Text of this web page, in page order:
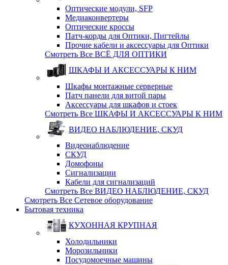
Оптические модули, SFP
Медиаконвертеры
Оптические кросcы
Патч-корды для Оптики, Пигтейлы
Прочие кабели и аксессуары для Оптики
Смотреть Все ВСЁ ДЛЯ ОПТИКИ
ШКАФЫ И АКСЕССУАРЫ К НИМ
Шкафы монтажные серверные
Патч панели для витой пары
Аксессуары для шкафов и стоек
Смотреть Все ШКАФЫ И АКСЕССУАРЫ К НИМ
ВИДЕО НАБЛЮДЕНИЕ, СКУД
Видеонаблюдение
СКУД
Домофоны
Сигнализации
Кабели для сигнализаций
Смотреть Все ВИДЕО НАБЛЮДЕНИЕ, СКУД
Смотреть Все Сетевое оборудование
Бытовая техника
КУХОННАЯ КРУПНАЯ
Холодильники
Морозильники
Посудомоечные машины